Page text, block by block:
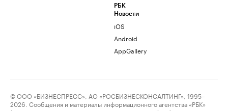
РБК
Новости
iOS
Android
AppGallery
© ООО «БИЗНЕСПРЕСС», АО «РОСБИЗНЕСКОНСАЛТИНГ», 1995–
2026. Сообщения и материалы информационного агентства «РБК»